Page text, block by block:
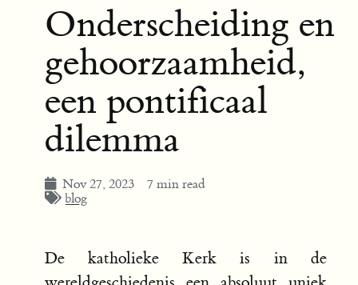
Onderscheiding en
gehoorzaamheid,
een pontificaal
dilemma
Nov 27, 2023
7 min read
blog
De katholieke Kerk is in de